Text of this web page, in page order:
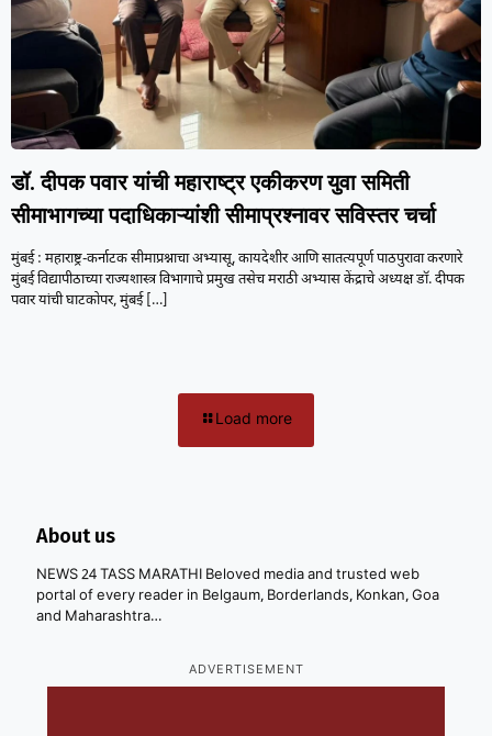
डॉ. दीपक पवार यांची महाराष्ट्र एकीकरण युवा समिती
सीमाभागच्या पदाधिकाऱ्यांशी सीमाप्रश्नावर सविस्तर चर्चा
मुंबई : महाराष्ट्र-कर्नाटक सीमाप्रश्नाचा अभ्यासू, कायदेशीर आणि सातत्यपूर्ण पाठपुरावा करणारे
मुंबई विद्यापीठाच्या राज्यशास्त्र विभागाचे प्रमुख तसेच मराठी अभ्यास केंद्राचे अध्यक्ष डॉ. दीपक
पवार यांची घाटकोपर, मुंबई[…]
Load more
About us
NEWS 24 TASS MARATHI Beloved media and trusted web
portal of every reader in Belgaum, Borderlands, Konkan, Goa
and Maharashtra…
ADVERTISEMENT